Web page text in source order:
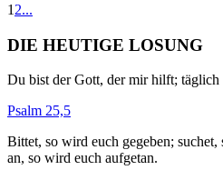
1 2...
DIE HEUTIGE LOSUNG
Du bist der Gott, der mir hilft; täglich
Psalm 25,5
Bittet, so wird euch gegeben;
an, so wird euch aufgetan.